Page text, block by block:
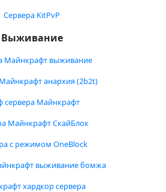
Сервера KitPvP
Выживание
Майнкрафт выживание
анархия (2b2t)
сервера Майнкрафт
Майнкрафт СкайБлок
с режимом OneBlock
выживание бомжа
хардкор сервера